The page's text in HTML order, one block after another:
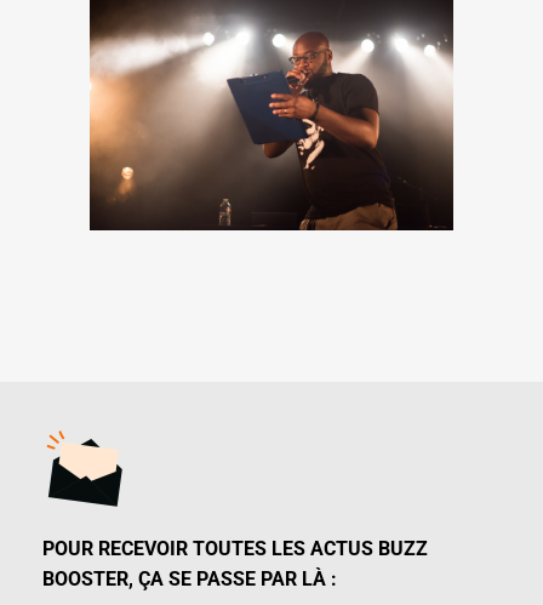
POUR RECEVOIR TOUTES LES ACTUS BUZZ
BOOSTER, ÇA SE PASSE PAR LÀ :